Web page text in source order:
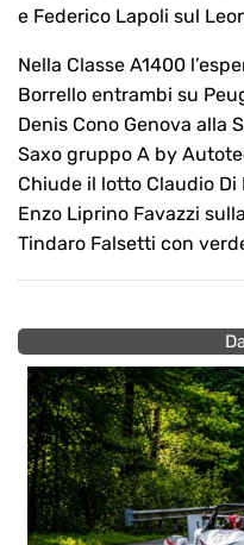
e Federico Lapoli sul
Nella Classe A1400
Borrello entrambi su
Denis Cono Genova alla
Saxo gruppo A by
Chiude il lotto Claudio Di
Enzo Liprino Favazzi
Tindaro Falsetti con